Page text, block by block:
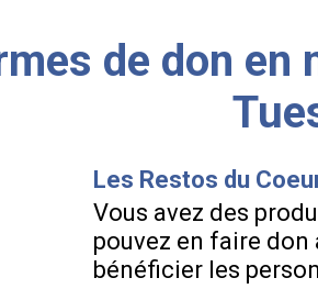
de don en
Les Restos du
Vous avez des
pouvez en faire
bénéficier les